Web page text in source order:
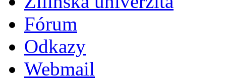
Fórum
Odkazy
Webmail